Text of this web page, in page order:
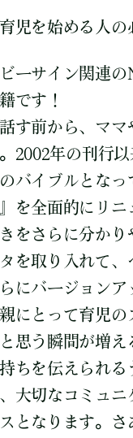
児を始める人の
ーサイン関連
です！
す前から、マ
2002年の刊行
バイブルとな
を全面的にリ
をさらに分か
を取り入れて
にバージョン
にとって育児
思う瞬間が増
ちを伝えられ
大切なコミュ
となります。